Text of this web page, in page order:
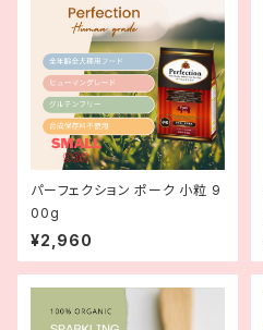
パーフェクション ポーク 小粒 9
00g
¥2,960